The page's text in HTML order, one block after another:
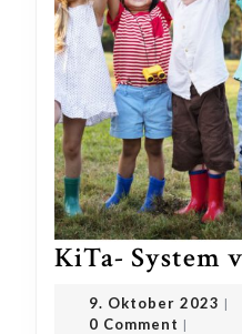
KiTa- System
9. Oktober 2023 9.|
0 Comment |